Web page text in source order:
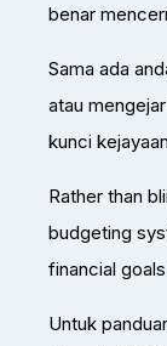
benar
Sama ada
atau
kunci
Rather than
budgeting
financial
Untuk